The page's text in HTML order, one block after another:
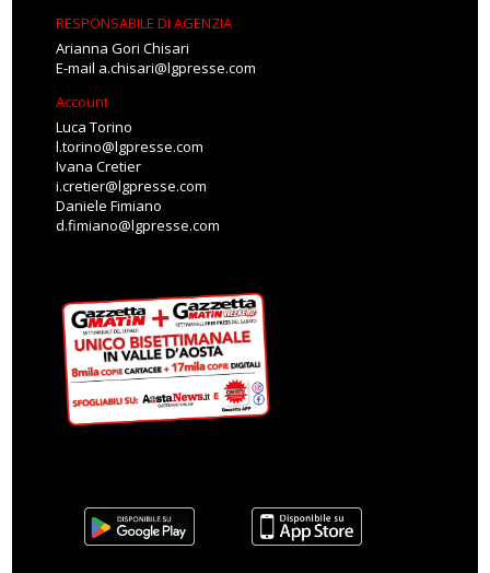
RESPONSABILE DI AGENZIA
Arianna Gori Chisari
E-mail a.chisari@lgpresse.com
Account
Luca Torino
l.torino@lgpresse.com
Ivana Cretier
i.cretier@lgpresse.com
Daniele Fimiano
d.fimiano@lgpresse.com